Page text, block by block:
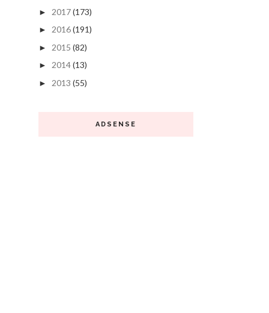
► 2017(173)
► 2016(191)
► 2015 (82)
► 2014(13)
► 2013 (55)
ADSENSE